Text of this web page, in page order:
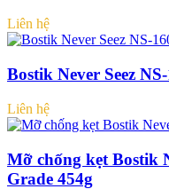
Liên hệ
Bostik Never Seez
Liên hệ
Mỡ chống kẹt Bostik
Grade 454g